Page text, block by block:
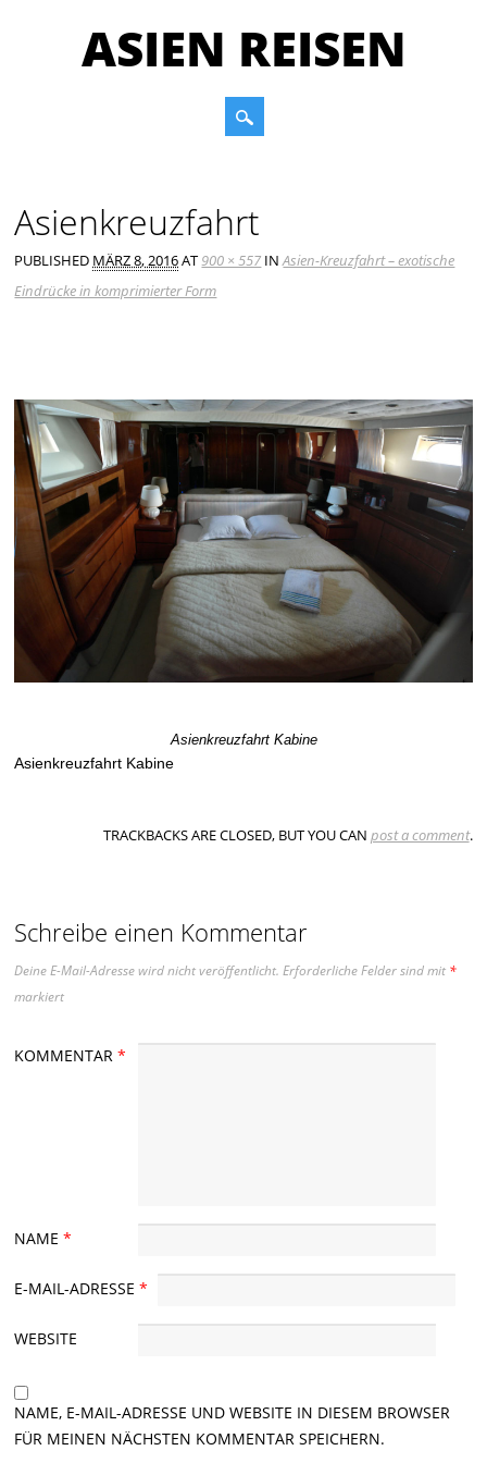
ASIEN REISEN
Asienkreuzfahrt
PUBLISHED MÄRZ 8, 2016AT900 × 557 INAsien-Kreuzfahrt – exotische
Eindrücke in komprimierter Form
Asienkreuzfahrt Kabine
Asienkreuzfahrt Kabine
TRACKBACKS ARE CLOSED, BUT YOU CAN post a comment.
Schreibe einen Kommentar
Deine E-Mail-Adresse wird nicht veröffentlicht. Erforderliche Felder sind mit *
markiert
KOMMENTAR*
NAME*
E-MAIL-ADRESSE*
WEBSITE
NAME, E-MAIL-ADRESSE UND WEBSITE IN DIESEM BROWSER
FÜR MEINEN NÄCHSTEN KOMMENTAR SPEICHERN.